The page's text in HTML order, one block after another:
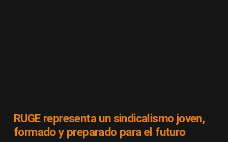
RUGE representa un sindicalismo joven,
formado y preparado para el futuro